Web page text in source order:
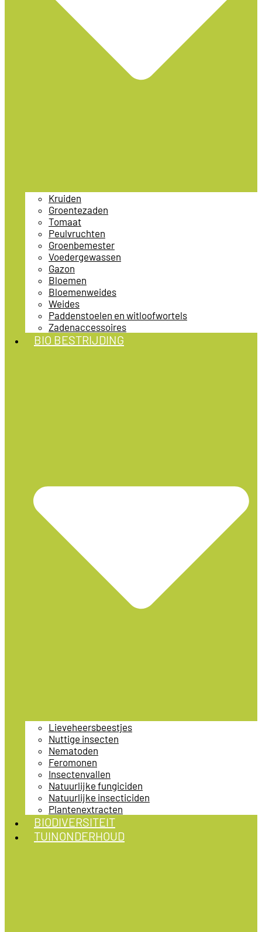
Kruiden
Groentezaden
Tomaat
Peulvruchten
Groenbemester
Voedergewassen
Gazon
Bloemen
Bloemenweides
Weides
Paddenstoelen en witloofwortels
Zadenaccessoires
BIO BESTRIJDING
Lieveheersbeestjes
Nuttige insecten
Nematoden
Feromonen
Insectenvallen
Natuurlijke fungiciden
Natuurlijke insecticiden
Plantenextracten
BIODIVERSITEIT
TUINONDERHOUD